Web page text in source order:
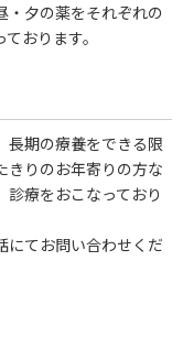
・夕の薬をそれぞれの
おります。
長期の療養をできる限
きりのお年寄りの方な
療をおこなっており
にてお問い合わせくだ